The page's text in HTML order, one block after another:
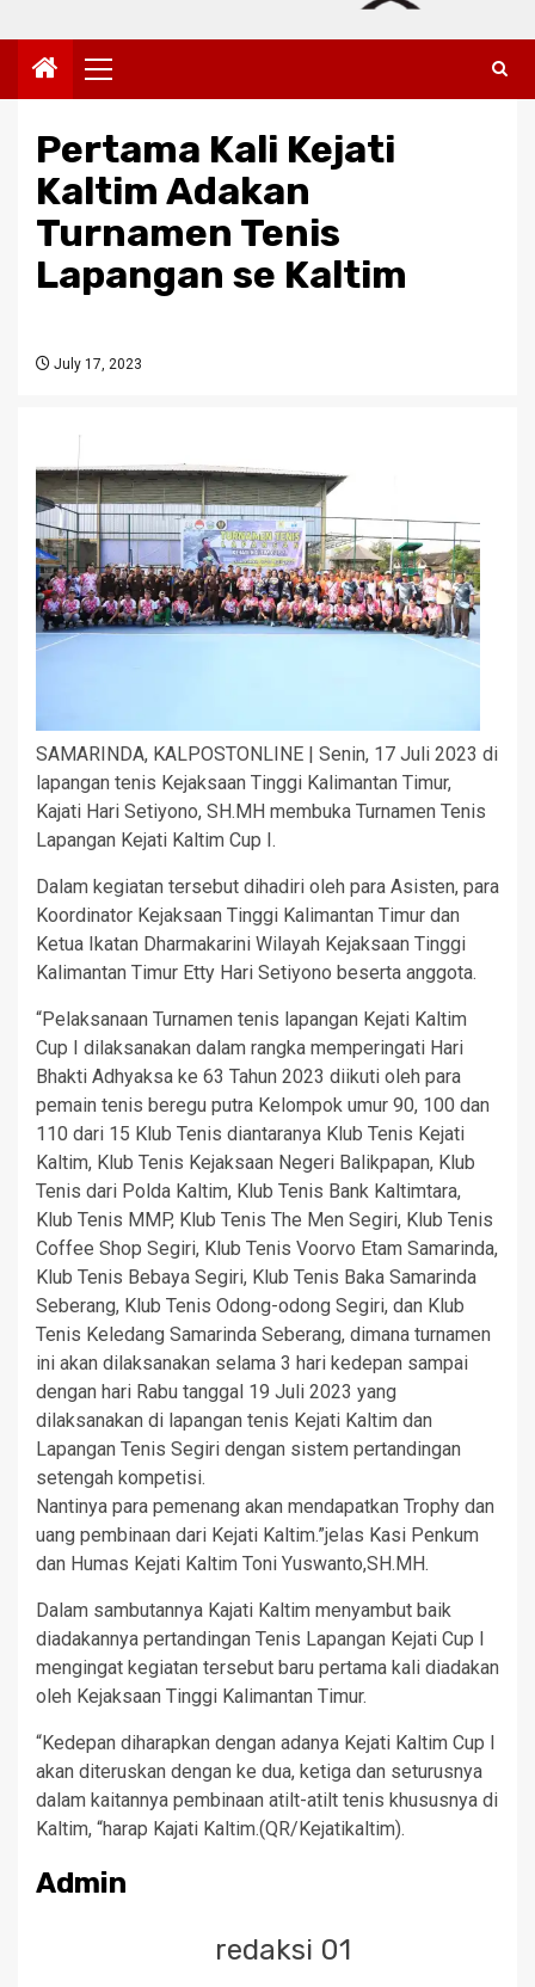
Primary
Menu
Pertama Kali Kejati
Kaltim Adakan
Turnamen Tenis
Lapangan se Kaltim
July 17, 2023
SAMARINDA, KALPOSTONLINE | Senin, 17 Juli 2023 di
lapangan tenis Kejaksaan Tinggi Kalimantan Timur,
Kajati Hari Setiyono, SH.MH membuka Turnamen Tenis
Lapangan Kejati Kaltim Cup I.
Dalam kegiatan tersebut dihadiri oleh para Asisten, para
Koordinator Kejaksaan Tinggi Kalimantan Timur dan
Ketua Ikatan Dharmakarini Wilayah Kejaksaan Tinggi
Kalimantan Timur Etty Hari Setiyono beserta anggota.
“Pelaksanaan Turnamen tenis lapangan Kejati Kaltim
Cup I dilaksanakan dalam rangka memperingati Hari
Bhakti Adhyaksa ke 63 Tahun 2023 diikuti oleh para
pemain tenis beregu putra Kelompok umur 90, 100 dan
110 dari 15 Klub Tenis diantaranya Klub Tenis Kejati
Kaltim, Klub Tenis Kejaksaan Negeri Balikpapan, Klub
Tenis dari Polda Kaltim, Klub Tenis Bank Kaltimtara,
Klub Tenis MMP, Klub Tenis The Men Segiri, Klub Tenis
Coffee Shop Segiri, Klub Tenis Voorvo Etam Samarinda,
Klub Tenis Bebaya Segiri, Klub Tenis Baka Samarinda
Seberang, Klub Tenis Odong-odong Segiri, dan Klub
Tenis Keledang Samarinda Seberang, dimana turnamen
ini akan dilaksanakan selama 3 hari kedepan sampai
dengan hari Rabu tanggal 19 Juli 2023 yang
dilaksanakan di lapangan tenis Kejati Kaltim dan
Lapangan Tenis Segiri dengan sistem pertandingan
setengah kompetisi.
Nantinya para pemenang akan mendapatkan Trophy dan
uang pembinaan dari Kejati Kaltim.”jelas Kasi Penkum
dan Humas Kejati Kaltim Toni Yuswanto,SH.MH.
Dalam sambutannya Kajati Kaltim menyambut baik
diadakannya pertandingan Tenis Lapangan Kejati Cup I
mengingat kegiatan tersebut baru pertama kali diadakan
oleh Kejaksaan Tinggi Kalimantan Timur.
“Kedepan diharapkan dengan adanya Kejati Kaltim Cup I
akan diteruskan dengan ke dua, ketiga dan seturusnya
dalam kaitannya pembinaan atilt-atilt tenis khususnya di
Kaltim, “harap Kajati Kaltim.(QR/Kejatikaltim).
Admin
redaksi 01